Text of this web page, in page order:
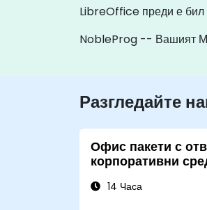
LibreOffice преди е
NobleProg -- Вашият
Разгледайте
Офис пакети с
корпоративни
14 Часа